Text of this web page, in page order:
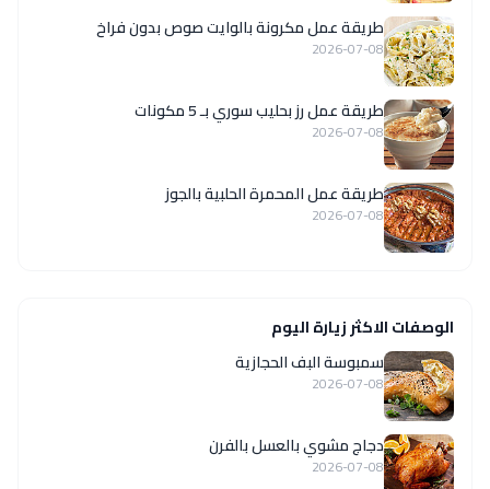
طريقة عمل مكرونة بالوايت صوص بدون فراخ
2026-07-08
طريقة عمل رز بحليب سوري بـ 5 مكونات
2026-07-08
طريقة عمل المحمرة الحلبية بالجوز
2026-07-08
الوصفات الاكثر زيارة اليوم
سمبوسة البف الحجازية
2026-07-08
دجاج مشوي بالعسل بالفرن
2026-07-08